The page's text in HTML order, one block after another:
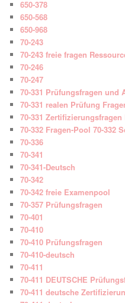
650-378
650-568
650-968
70-243
70-243 freie fragen
70-246
70-247
70-331 Prüfungsfragen und
70-331 realen Prüfung
70-331 Zertifizierungsfragen
70-332 Fragen-Pool 70-332
70-336
70-341
70-341-Deutsch
70-342
70-342 freie Examenpool
70-357 Prüfungsfragen
70-401
70-410
70-410 Prüfungsfragen
70-410-deutsch
70-411
70-411 DEUTSCHE
70-411 deutsche